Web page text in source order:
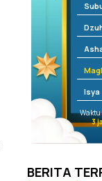
Isya
3
BERITA